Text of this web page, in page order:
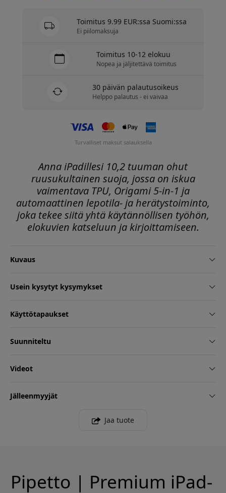
Toimitus 9.99 EUR:ssa Suomi:ssa
Ei piilomaksuja
Toimitus 10-12 elokuu
Nopea ja jäljitettävä toimitus
30 päivän palautusoikeus
Helppo palautus - ei vaivaa
Turvalliset maksut salauksella
Anna iPadillesi 10,2 tuuman ohut
ruusukultainen suoja, jossa on iskua
vaimentava TPU, Origami 5-in-1 ja
automaattinen lepotila- ja herätystoiminto,
joka tekee siitä yhtä käytännöllisen työhön,
elokuvien katseluun ja kirjoittamiseen.
Kuvaus
Usein kysytyt kysymykset
Käyttötapaukset
Suunniteltu
Videot
Jälleenmyyjät
Jaa tuote
Pipetto | Premium iPad-